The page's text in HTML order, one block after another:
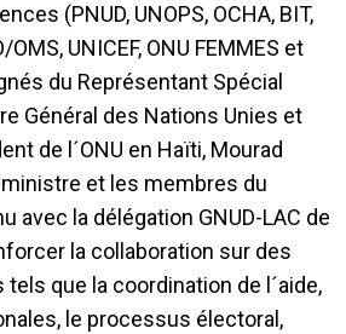
(PNUD, UNOPS, OCHA, BIT,
OMS, UNICEF, ONU FEMMES et
du Représentant Spécial
Général des Nations Unies et
de l´ONU en Haïti, Mourad
et les membres du
avec la délégation GNUD-LAC de
la collaboration sur des
que la coordination de l´aide,
le processus électoral,